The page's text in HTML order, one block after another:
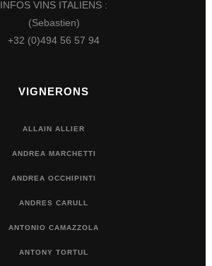
INFOS VINS ITALIENS :
(Sebastien)
+32 (0)494 56 57 94
VIGNERONS
ALLAIN ALLIER
ANDREA MARCHETTI
ANDREA OCCHIPINTI
ANDRES CARULL
ANTONIO CAMAZZOLA
ANTONY TORTUL